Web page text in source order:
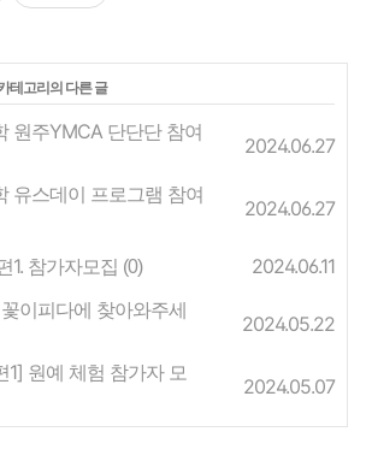
테고리의 다른 글
원주YMCA 단단단 참여
2024.06.27
유스데이 프로그램 참여
2024.06.27
1. 참가자모집 (0)
2024.06.11
이피다에 찾아와주세
2024.05.22
1] 원예 체험 참가자 모
2024.05.07